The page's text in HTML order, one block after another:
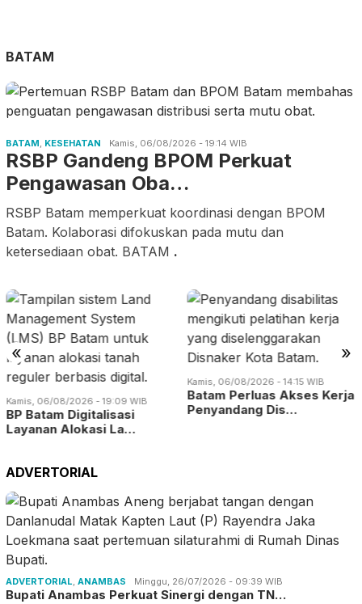
BATAM
BATAM, KESEHATAN Kamis, 06/08/2026 - 19:14 WIB
RSBP Gandeng BPOM Perkuat
Pengawasan Oba…
RSBP Batam memperkuat koordinasi dengan BPOM
Batam. Kolaborasi difokuskan pada mutu dan
ketersediaan obat. BATAM .
« »
Kamis, 06/08/2026 - 19:09 WIB
BP Batam Digitalisasi
Layanan Alokasi La…
Kamis, 06/08/2026 - 14:15 WIB
Batam Perluas Akses Kerja
Penyandang Dis…
ADVERTORIAL
ADVERTORIAL, ANAMBAS Minggu, 26/07/2026 - 09:39 WIB
Bupati Anambas Perkuat Sinergi dengan TN…